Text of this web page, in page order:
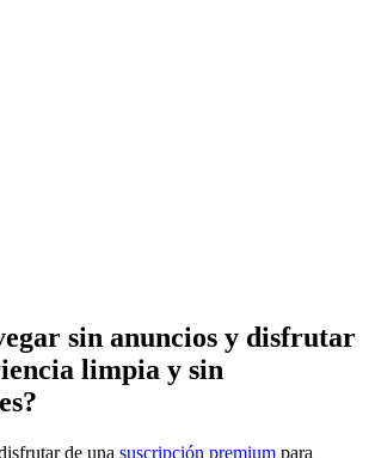
sin anuncios y disfrutar
limpia y sin
de una suscripción premium para